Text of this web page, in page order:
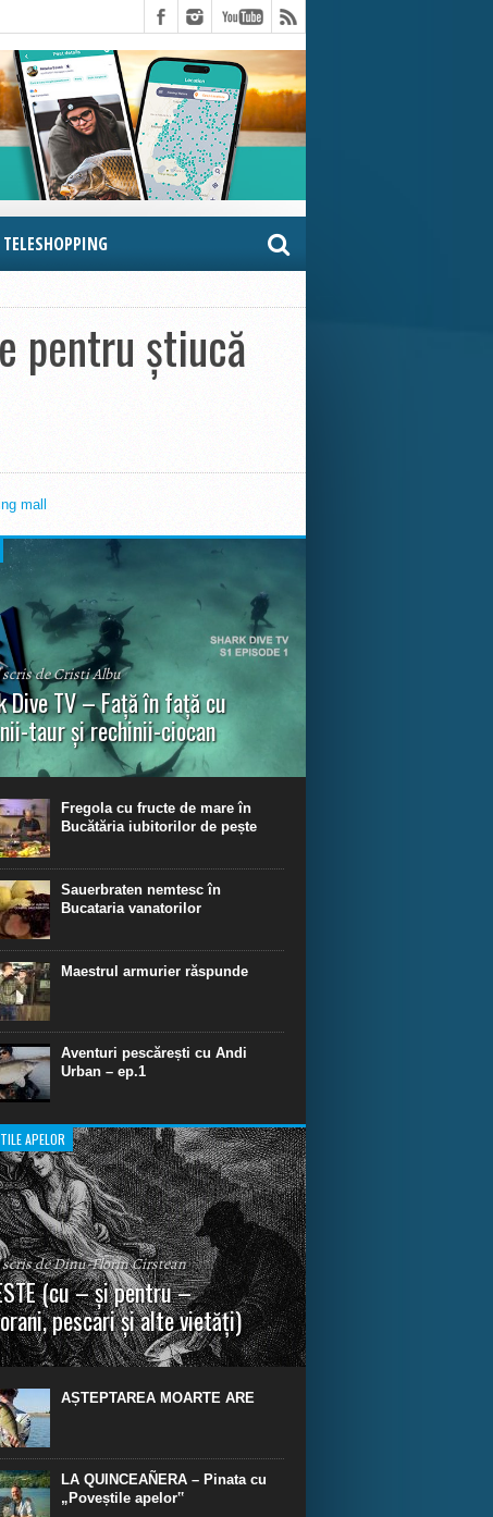
TELESHOPPING
pentru știucă
de Cristi Albu
Dive TV – Față în față cu
taur și rechinii-ciocan
episod din Shark Dive TV, telespectatorii
de scufundare cu rechini.
Fregola cu fructe de mare în
Bucătăria iubitorilor de pește
Sauerbraten nemtesc în
Bucataria vanatorilor
Maestrul armurier răspunde
Aventuri pescărești cu Andi
Urban – ep.1
APELOR
de Dinu-Florin Cirstean
(cu – și pentru –
pescari și alte vietăți)
urmei, cred că legendele și miturile sunt
parte făcute din „adevăr”.“ R. R. Tolkien.
AȘTEPTAREA MOARTE ARE
LA QUINCEAÑERA – Pinata cu
„Poveștile apelor‟